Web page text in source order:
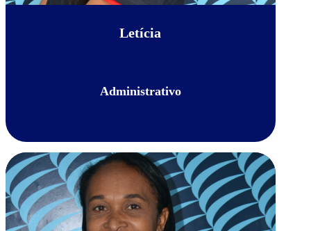
Letícia
Administrativo